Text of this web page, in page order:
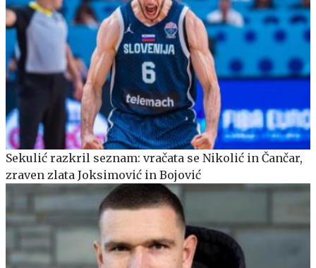
Sekulić razkril seznam: vračata se Nikolić in Čančar,
zraven zlata Joksimović in Bojović